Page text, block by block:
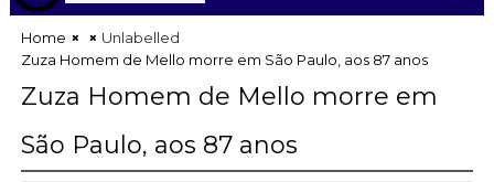
Home
Unlabelled
Zuza Homem de Mello morre em São Paulo, aos 87 anos
Zuza Homem de Mello morre em
São Paulo, aos 87 anos